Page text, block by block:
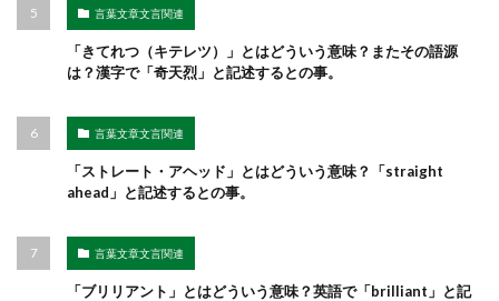
言葉文章文言関連
「きてれつ（キテレツ）」とはどういう意味？またその語源
は？漢字で「奇天烈」と記述するとの事。
言葉文章文言関連
「ストレート・アヘッド」とはどういう意味？「straight
ahead」と記述するとの事。
言葉文章文言関連
「ブリリアント」とはどういう意味？英語で「brilliant」と記